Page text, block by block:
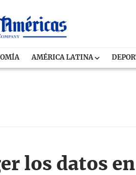
AMÉRICA LATINA
los datos